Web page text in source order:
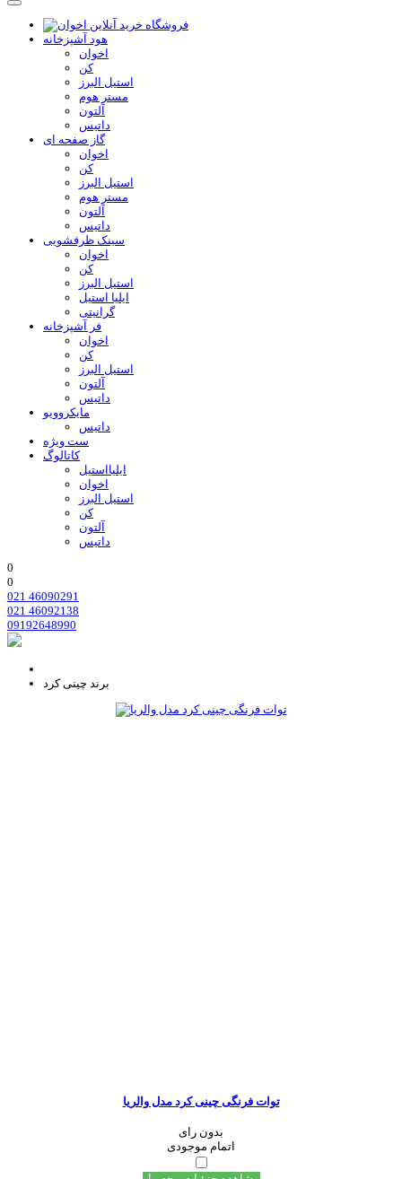
هود آشپزخانه
اخوان
کن
استیل البرز
مستر هوم
آلتون
داتیس
گاز صفحه ای
اخوان
کن
استیل البرز
مستر هوم
آلتون
داتیس
سینک ظرفشویی
اخوان
کن
استیل البرز
ایلیا استیل
گرانیتی
فر آشپزخانه
اخوان
کن
استیل البرز
آلتون
داتیس
مایکروویو
داتیس
ست ویژه
کاتالوگ
ایلیااستیل
اخوان
استیل البرز
کن
آلتون
داتیس
0
0
021 46090291
021 46092138
09192648990
برند چینی کرد
توات فرنگی چینی کرد مدل والریا
بدون رای
اتمام موجودی